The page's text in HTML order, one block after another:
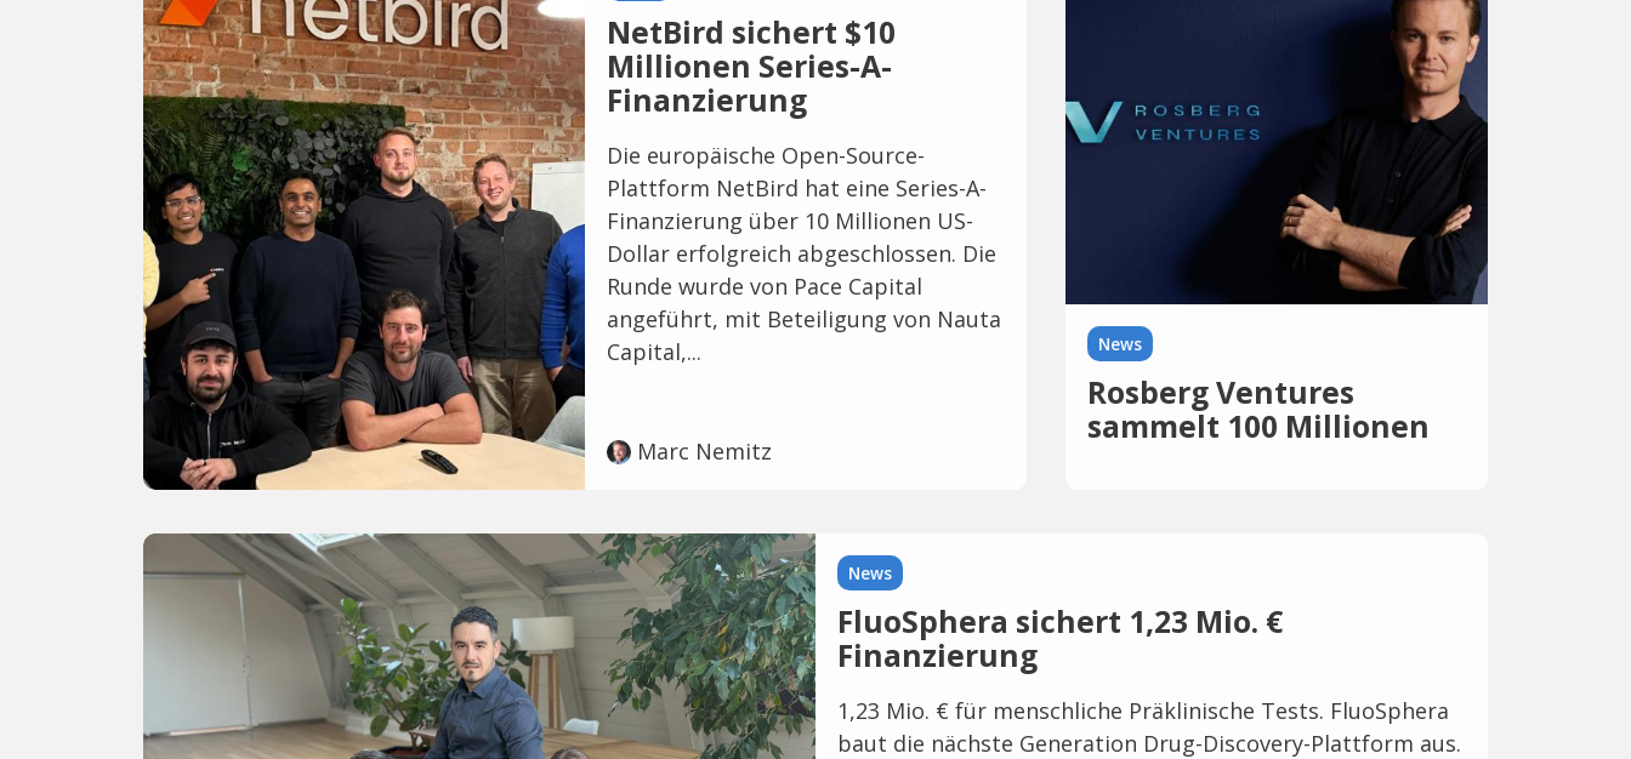
NetBird sichert $10
Millionen Series-A-
Finanzierung
Die europäische Open-Source-
Plattform NetBird hat eine Series-A-
Finanzierung über 10 Millionen US-
Dollar erfolgreich abgeschlossen. Die
Runde wurde von Pace Capital
angeführt, mit Beteiligung von Nauta
Capital,...
Marc Nemitz
News
Rosberg Ventures
sammelt 100 Millionen
News
FluoSphera sichert 1,23 Mio. €
Finanzierung
1,23 Mio. € für menschliche Präklinische Tests. FluoSphera
baut die nächste Generation Drug-Discovery-Plattform aus.